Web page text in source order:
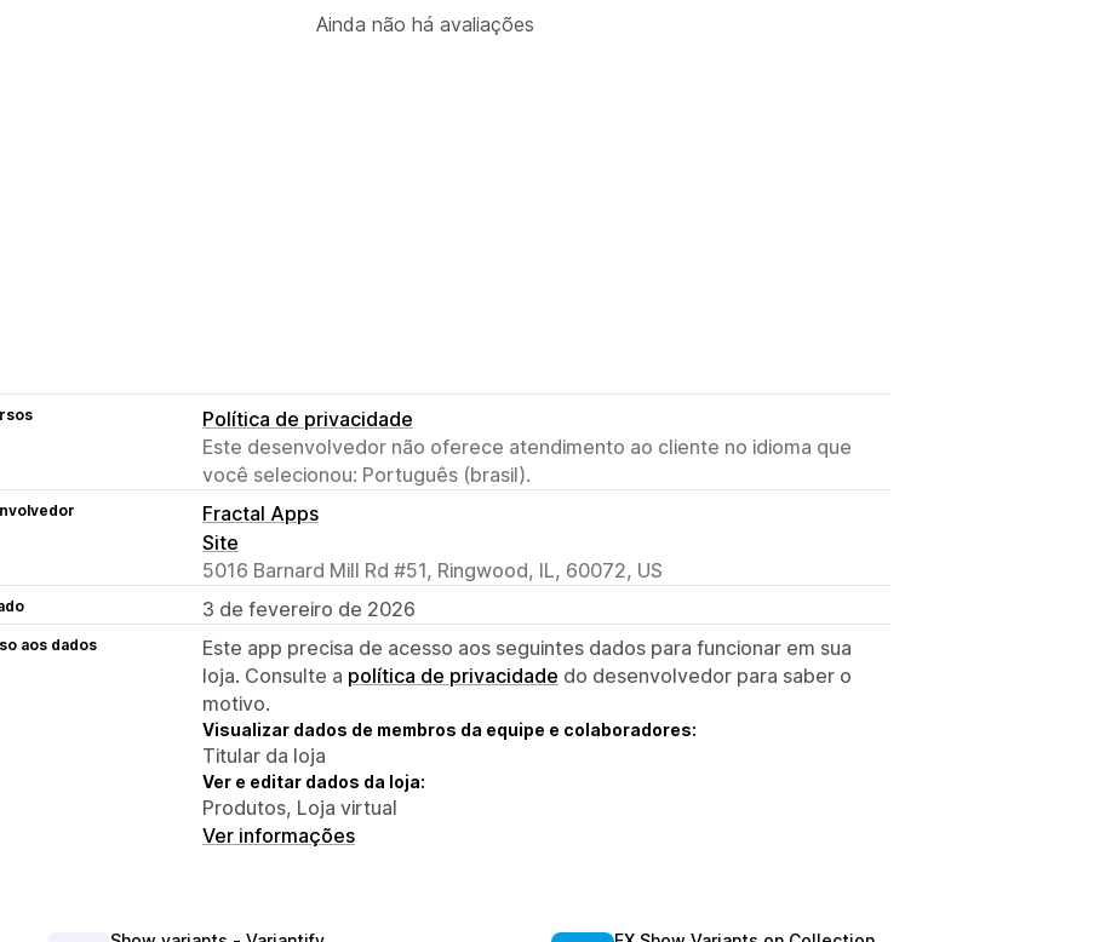
Ainda não há avaliações
Política de privacidade
Este desenvolvedor não oferece atendimento ao cliente no idioma que
você selecionou: Português (brasil).
Fractal Apps
Site
5016 Barnard Mill Rd #51, Ringwood, IL, 60072, US
3 de fevereiro de 2026
aos dados
Este app precisa de acesso aos seguintes dados para funcionar em sua
loja. Consulte a política de privacidade do desenvolvedor para saber o
motivo.
Visualizar dados de membros da equipe e colaboradores:
Titular da loja
Ver e editar dados da loja:
Produtos, Loja virtual
Ver informações